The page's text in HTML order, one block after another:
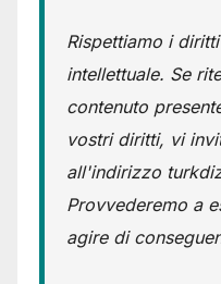
Rispettiamo i
intellettuale. Se
contenuto
vostri diritti, vi
all'indirizzo
Provvederemo a
agire di